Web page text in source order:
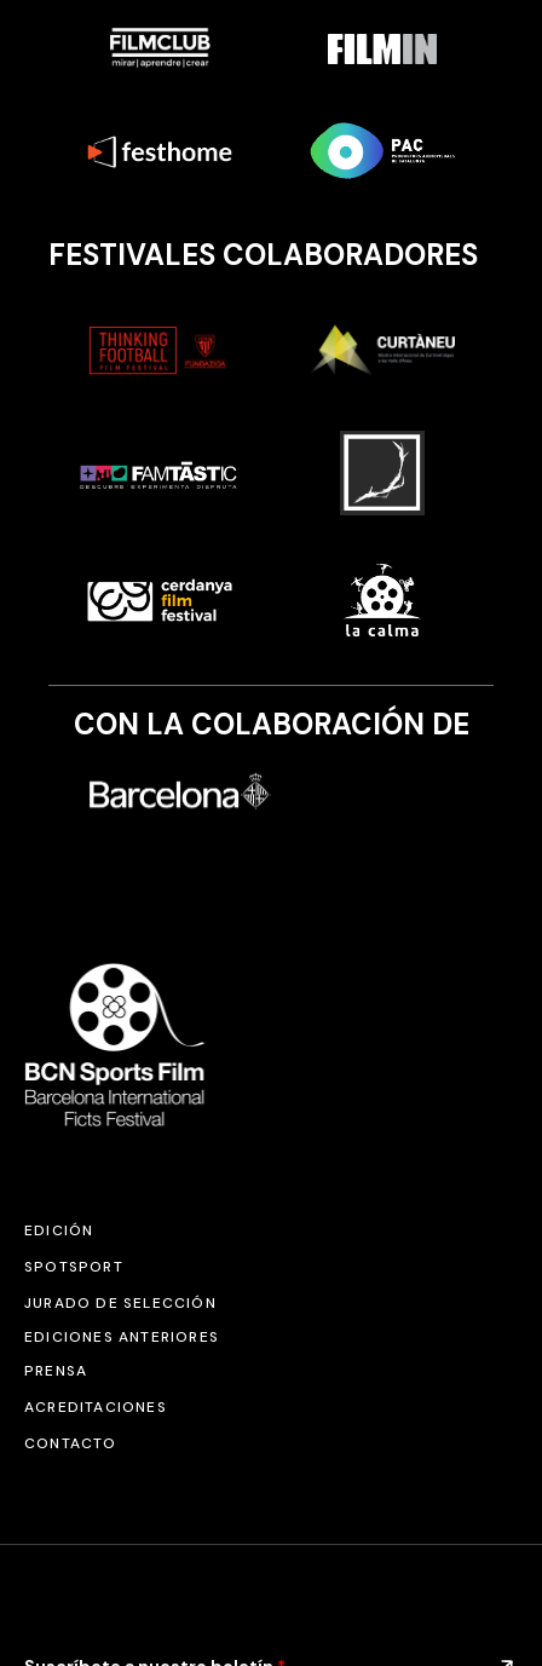
FESTIVALES COLABORADORES
CON LA COLABORACIÓN DE
EDICIÓN
SPOTSPORT
JURADO DE SELECCIÓN
EDICIONES ANTERIORES
PRENSA
ACREDITACIONES
CONTACTO